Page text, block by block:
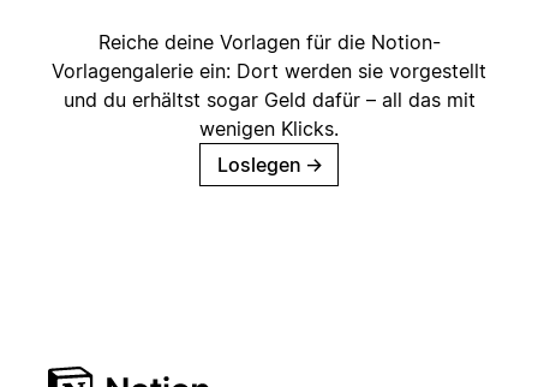
Reiche deine Vorlagen für die Notion-
Vorlagengalerie ein: Dort werden sie vorgestellt
und du erhältst sogar Geld dafür – all das mit
wenigen Klicks.
Loslegen →